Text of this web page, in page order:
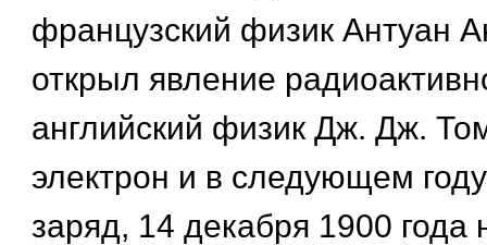
французский физик Антуан
открыл явление
английский физик Дж. Дж.
электрон и в следующем
заряд, 14 декабря 1900 года